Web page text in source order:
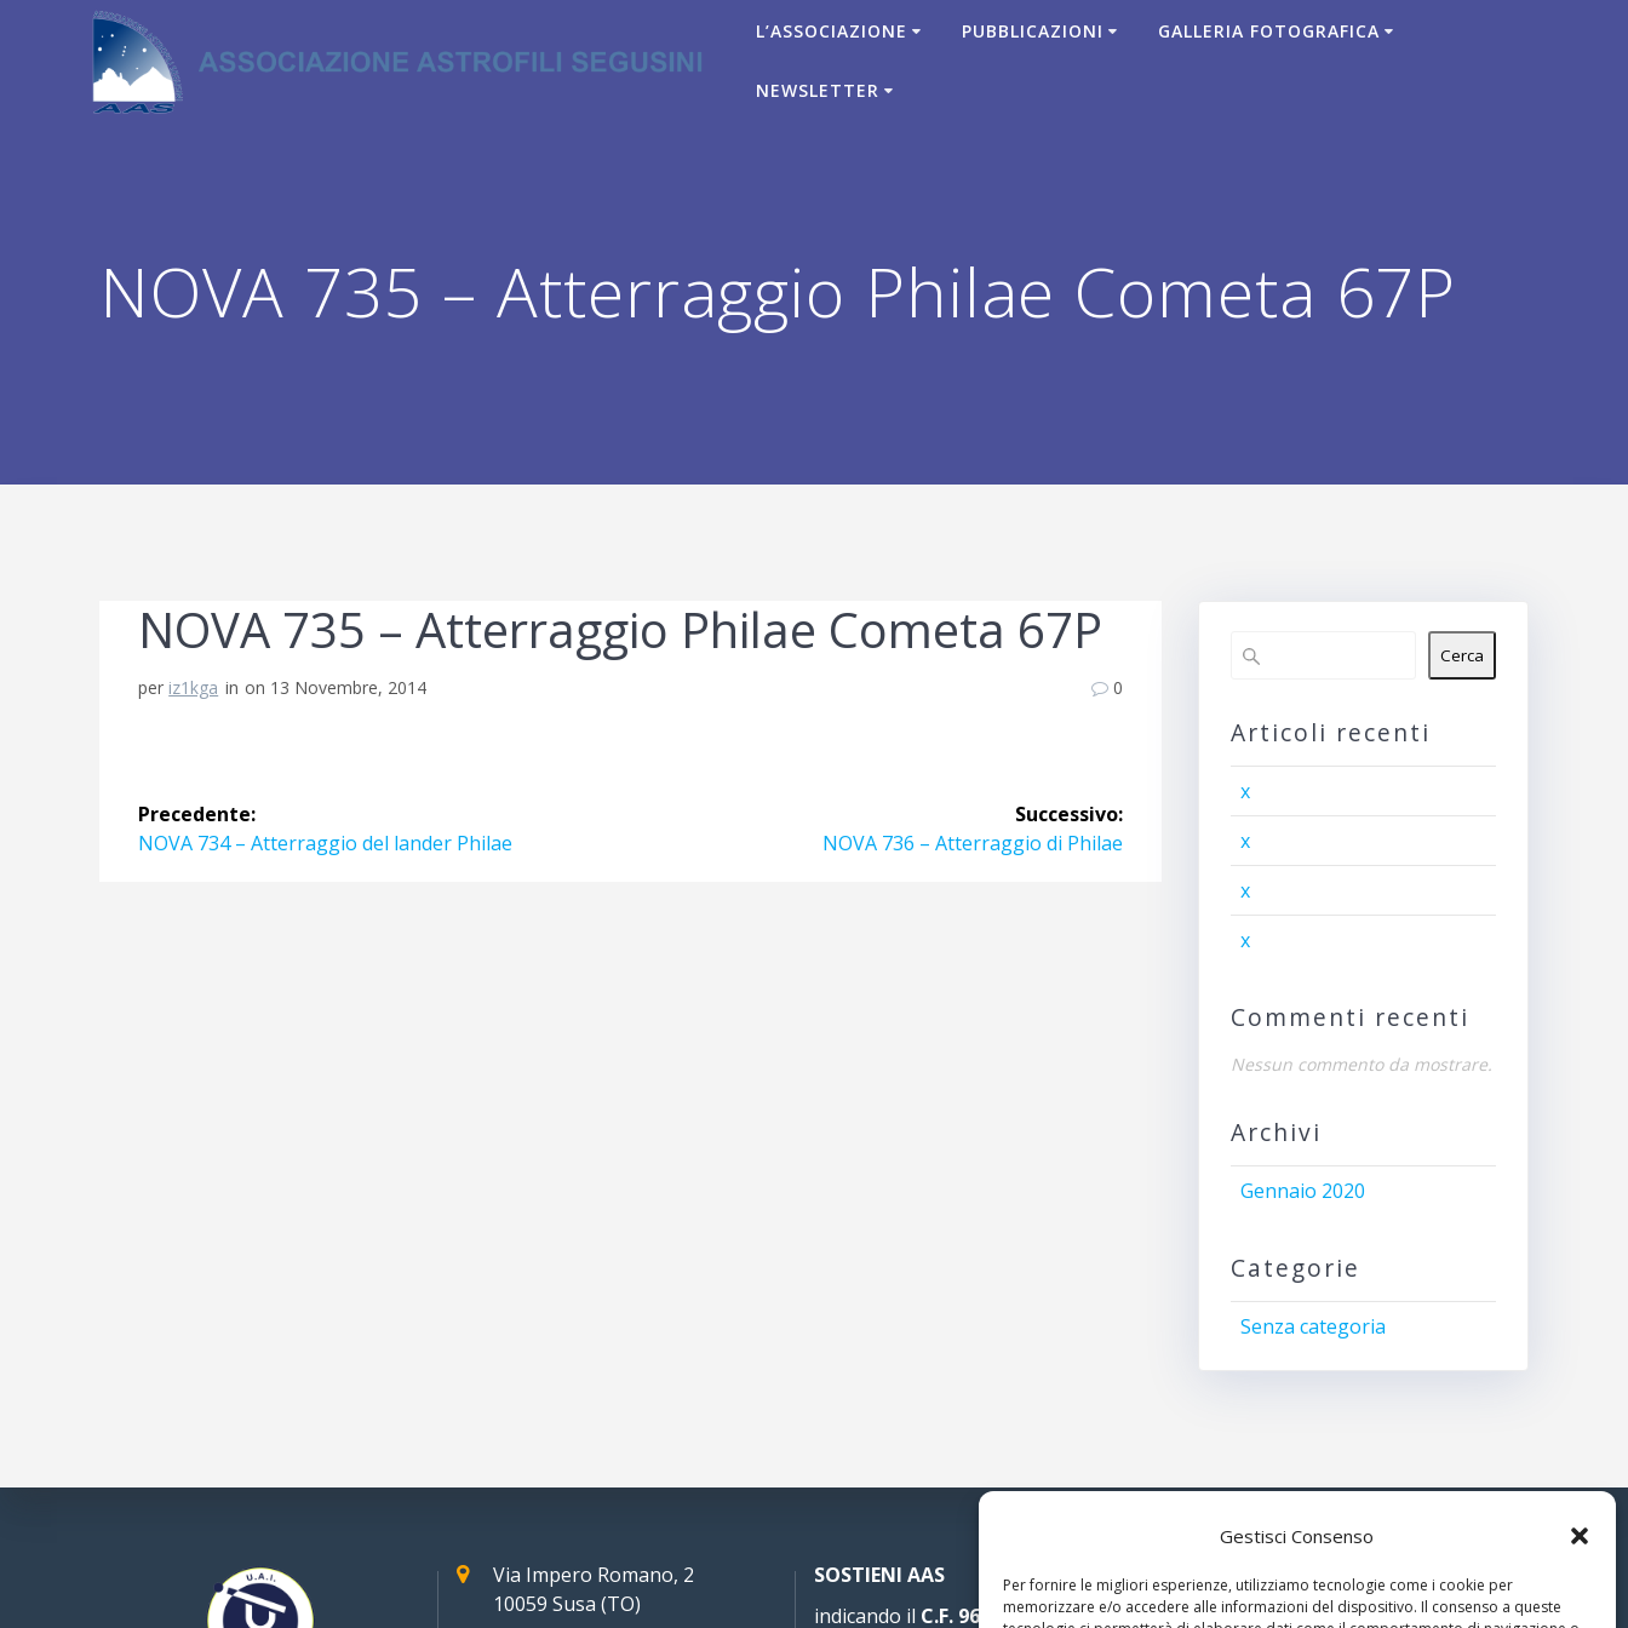
Gestisci Consenso
Per fornire le migliori esperienze, utilizziamo tecnologie come i cookie per
memorizzare e/o accedere alle informazioni del dispositivo. Il consenso a queste
L’ASSOCIAZIONE PUBBLICAZIONI GALLERIA FOTOGRAFICA
NEWSLETTER
NOVA 735 – Atterraggio Philae Cometa 67P
NOVA 735 – Atterraggio Philae Cometa 67P
per iz1kga in on 13 Novembre, 2014 0
Navigazione
articoli
Precedente:
Articolo
NOVA 734 – Atterraggio del lander Philae
Successivo:
Articolo
NOVA 736 – Atterraggio di Philae
Cerca
Articoli recenti
x
x
x
x
Commenti recenti
Nessun commento da mostrare.
Archivi
Gennaio 2020
Categorie
Senza categoria
Via Impero Romano, 2
10059 Susa (TO)
SOSTIENI AAS
indicando il C.F. 96020930010nella
© 2026 Associazione Astrofili
Segusini